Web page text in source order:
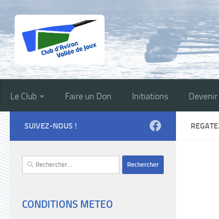
Skip to content
Le Club Faire un Don Initiations
SUIVEZ-NOUS !
Rechercher :
CONDITIONS METEO